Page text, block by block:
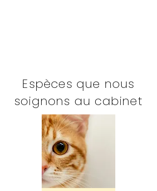
Espèces que nous
soignons au cabinet